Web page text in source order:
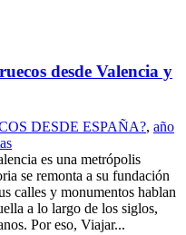
desde Valencia y
DESDE ESPAÑA?, año
es una metrópolis
se remonta a su fundación
calles y monumentos hablan
a lo largo de los siglos,
Por eso, Viajar...